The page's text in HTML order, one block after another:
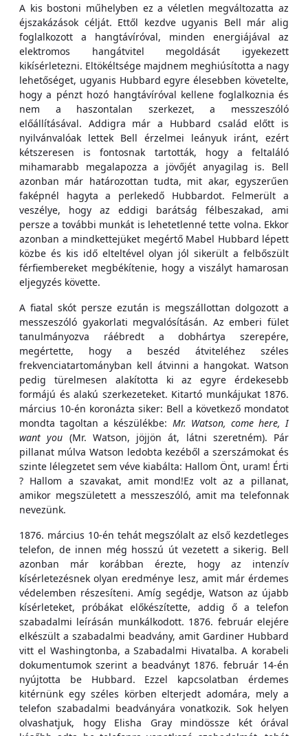
A kis bostoni műhelyben ez a véletlen megváltozatta az
éjszakázások célját. Ettől kezdve ugyanis Bell már alig
foglalkozott a hangtávíróval, minden energiájával az
elektromos hangátvitel megoldását igyekezett
kikísérletezni. Eltökéltsége majdnem meghiúsította a nagy
lehetőséget, ugyanis Hubbard egyre élesebben követelte,
hogy a pénzt hozó hangtávíróval kellene foglalkoznia és
nem a haszontalan szerkezet, a messzeszóló
előállításával. Addigra már a Hubbard család előtt is
nyilvánvalóak lettek Bell érzelmei leányuk iránt, ezért
kétszeresen is fontosnak tartották, hogy a feltaláló
mihamarabb megalapozza a jövőjét anyagilag is. Bell
azonban már határozottan tudta, mit akar, egyszerűen
faképnél hagyta a perlekedő Hubbardot. Felmerült a
veszélye, hogy az eddigi barátság félbeszakad, ami
persze a további munkát is lehetetlenné tette volna. Ekkor
azonban a mindkettejüket megértő Mabel Hubbard lépett
közbe és kis idő elteltével olyan jól sikerült a felbőszült
férfiembereket megbékítenie, hogy a viszályt hamarosan
eljegyzés követte.
A fiatal skót persze ezután is megszállottan dolgozott a
messzeszóló gyakorlati megvalósításán. Az emberi fület
tanulmányozva ráébredt a dobhártya szerepére,
megértette, hogy a beszéd átviteléhez széles
frekvenciatartományban kell átvinni a hangokat. Watson
pedig türelmesen alakította ki az egyre érdekesebb
formájú és alakú szerkezeteket. Kitartó munkájukat 1876.
március 10-én koronázta siker: Bell a következő mondatot
mondta tagoltan a készülékbe: Mr. Watson, come here, I
want you (Mr. Watson, jöjjön át, látni szeretném). Pár
pillanat múlva Watson ledobta kezéből a szerszámokat és
szinte lélegzetet sem véve kiabálta: Hallom Önt, uram! Érti
? Hallom a szavakat, amit mond!Ez volt az a pillanat,
amikor megszületett a messzeszóló, amit ma telefonnak
nevezünk.
1876. március 10-én tehát megszólalt az első kezdetleges
telefon, de innen még hosszú út vezetett a sikerig. Bell
azonban már korábban érezte, hogy az intenzív
kísérletezésnek olyan eredménye lesz, amit már érdemes
védelemben részesíteni. Amíg segédje, Watson az újabb
kísérleteket, próbákat előkészítette, addig ő a telefon
szabadalmi leírásán munkálkodott. 1876. február elejére
elkészült a szabadalmi beadvány, amit Gardiner Hubbard
vitt el Washingtonba, a Szabadalmi Hivatalba. A korabeli
dokumentumok szerint a beadványt 1876. február 14-én
nyújtotta be Hubbard. Ezzel kapcsolatban érdemes
kitérnünk egy széles körben elterjedt adomára, mely a
telefon szabadalmi beadványára vonatkozik. Sok helyen
olvashatjuk, hogy Elisha Gray mindössze két órával